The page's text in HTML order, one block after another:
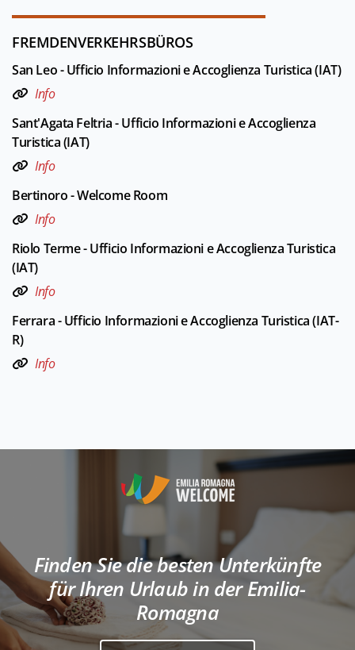
FREMDENVERKEHRSBÜROS
San Leo - Ufficio Informazioni e Accoglienza Turistica (IAT)
Info
Sant'Agata Feltria - Ufficio Informazioni e Accoglienza
Turistica (IAT)
Info
Bertinoro - Welcome Room
Info
Riolo Terme - Ufficio Informazioni e Accoglienza Turistica
(IAT)
Info
Ferrara - Ufficio Informazioni e Accoglienza Turistica (IAT-
R)
Info
Finden Sie die besten Unterkünfte
für Ihren Urlaub in der Emilia-
Romagna